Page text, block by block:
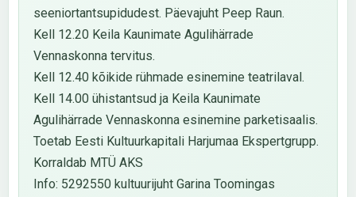
seeniortantsupidudest. Päevajuht Peep Raun.
Kell 12.20 Keila Kaunimate Agulihärrade
Vennaskonna tervitus.
Kell 12.40 kõikide rühmade esinemine teatrilaval.
Kell 14.00 ühistantsud ja Keila Kaunimate
Agulihärrade Vennaskonna esinemine parketisaalis.
Toetab Eesti Kultuurkapitali Harjumaa Ekspertgrupp.
Korraldab MTÜ AKS
Info: 5292550 kultuurijuht Garina Toomingas